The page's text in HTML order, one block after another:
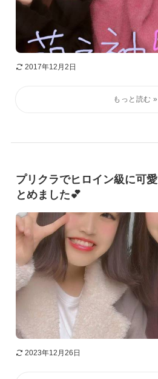
2017年12月2日
プリクラでヒロイン級に可
とめました💕
2023年12月26日